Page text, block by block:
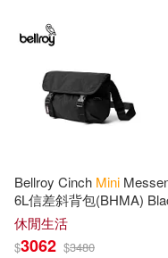
Insight Editions(17)
Knowledge(17)
Scholastic Inc.
World(17)
Explorer Pub(9)
KADOKAWA(9)
Milet Ltd(9)
Bellroy Cinch Mini
6L信差斜背包(BHMA)
休閒生活
$3062 $3480